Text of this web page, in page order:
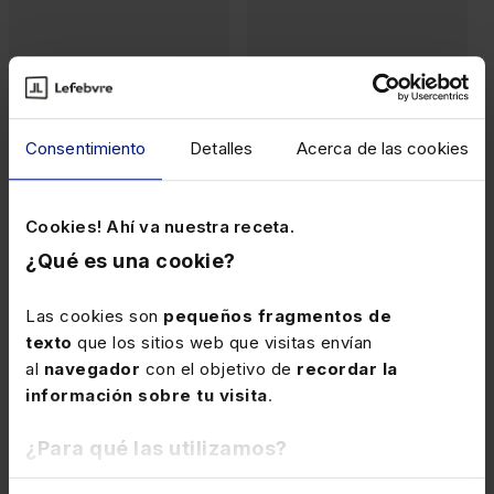
Consentimiento Detalles Acerca de las cookies
Cookies! Ahí va nuestra receta.
¿Qué es una cookie?
Las cookies son pequeños fragmentos de
texto que los sitios web que visitas envían
al navegador con el objetivo de recordar la
información sobre tu visita.
¿Para qué las utilizamos?
Papel
6,80€
Papel